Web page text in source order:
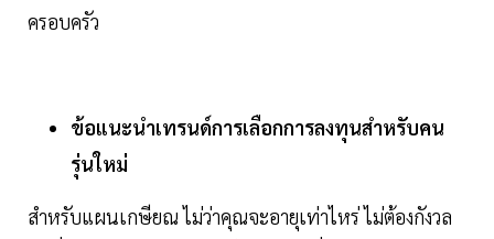
ครอบครัว
ข้อแนะนำเทรนด์การเลือกการลงทุนสำหรับคน
รุ่นใหม่
สำหรับแผนเกษียณ ไม่ว่าคุณจะอายุเท่าไหร่ ไม่ต้องกังวล